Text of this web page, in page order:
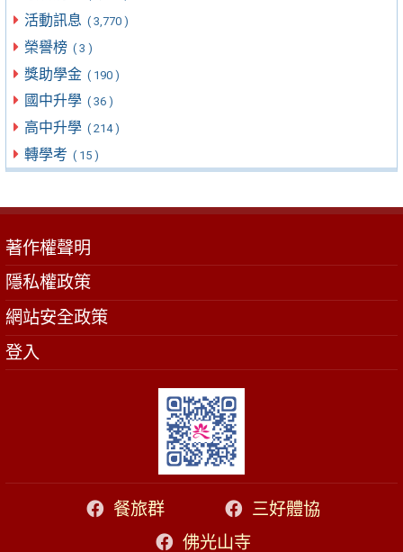
活動訊息 ( 3,770 )
榮譽榜 ( 3 )
獎助學金 ( 190 )
國中升學 ( 36 )
高中升學 ( 214 )
轉學考 ( 15 )
著作權聲明
隱私權政策
網站安全政策
登入
餐旅群
三好體協
佛光山寺